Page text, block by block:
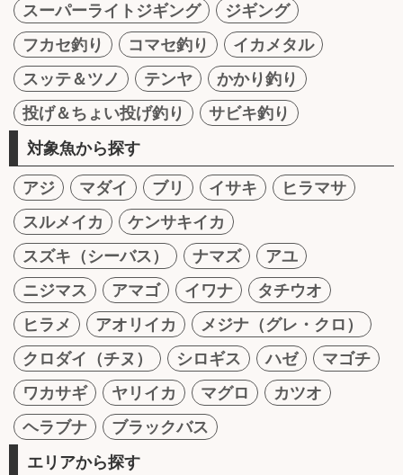
スーパーライトジギング
ジギング
フカセ釣り
コマセ釣り
イカメタル
スッテ＆ツノ
テンヤ
かかり釣り
投げ＆ちょい投げ釣り
サビキ釣り
対象魚から探す
アジ マダイ ブリ イサキ
ヒラマサ
スルメイカ
ケンサキイカ
スズキ（シーバス）
ナマズ
アユ
ニジマス
アマゴ イワナ
タチウオ
ヒラメ
アオリイカ
メジナ（グレ・クロ）
クロダイ（チヌ）
シロギス ハゼ
マゴチ
ワカサギ
ヤリイカ マグロ
カツオ
ヘラブナ
ブラックバス
エリアから探す